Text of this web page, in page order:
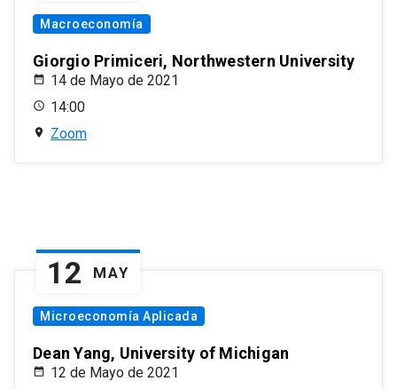
Macroeconomía
Giorgio Primiceri, Northwestern University
14 de Mayo de 2021
14:00
Zoom
12 MAY
Microeconomía Aplicada
Dean Yang, University of Michigan
12 de Mayo de 2021